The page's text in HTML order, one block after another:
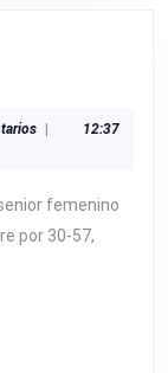
12:37
femenino
por 30-57,